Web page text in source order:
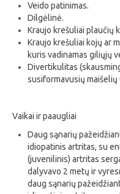
Veido patinimas.
Dilgėlinė.
Kraujo krešuliai plaučių
Kraujo krešuliai kojų ar
kuris vadinamas giliųjų
Divertikulitas
susiformavusių maišelių
Vaikai ir paaugliai
Daug sąnarių
idiopatinis artritas, su
(juvenilinis) artritas
dalyvavo 2 metų ir
daug sąnarių